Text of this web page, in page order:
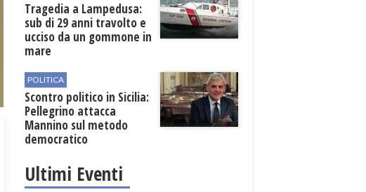
Tragedia a Lampedusa:
sub di 29 anni travolto e
ucciso da un gommone in
mare
POLITICA
Scontro politico in Sicilia:
Pellegrino attacca
Mannino sul metodo
democratico
Ultimi Eventi